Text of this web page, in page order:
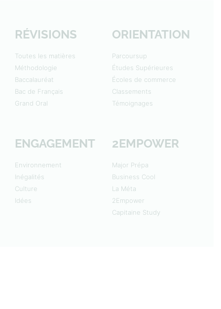
RÉVISIONS
Toutes les matières
Méthodologie
Baccalauréat
Bac de Français
Grand Oral
ORIENTATION
Parcoursup
Études Supérieures
Écoles de commerce
Classements
Témoignages
ENGAGEMENT
Environnement
Inégalités
Culture
Idées
2EMPOWER
Major Prépa
Business Cool
La Méta
2Empower
Capitaine Study